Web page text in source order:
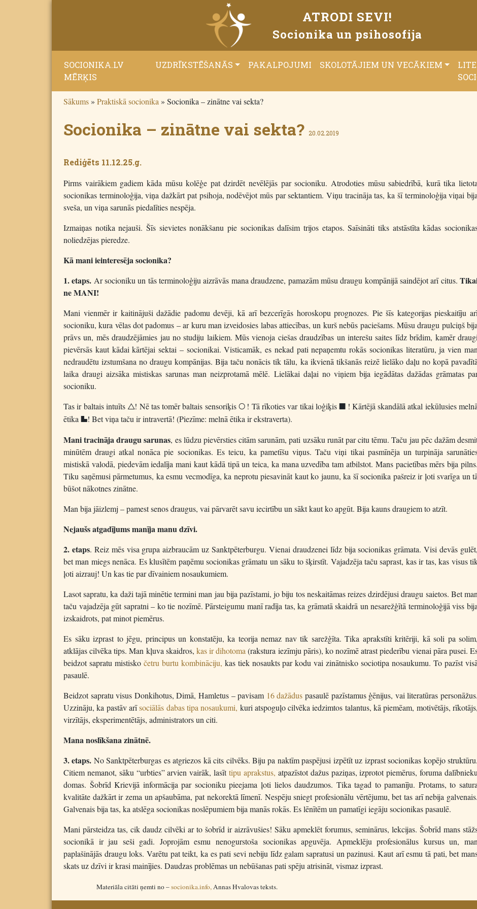
ATRODI SEVI!
Socionika un psihosofija
SOCIONIKA.LV
MĒRĶIS
UZDRĪKSTĒŠANĀS PAKALPOJUMI SKOLOTĀJIEM UN VECĀKIEM
Sākums» Praktiskā socionika » Socionika – zinātne vai sekta?
Socionika – zinātne vai sekta? 20.02.2019
Rediģēts 11.12.25.g.
Pirms vairākiem gadiem kāda mūsu kolēģe pat dzirdēt nevēlējās par socioniku. Atrodoties mūsu sabiedrībā, kurā tika
socionikas terminoloģija, viņa dažkārt pat psihoja, nodēvējot mūs par sektantiem. Viņu tracināja tas, ka šī terminoloģija viņai
sveša, un viņa sarunās piedalīties nespēja.
Izmaiņas notika nejauši. Šīs sievietes nonākšanu pie socionikas dalīsim trijos etapos. Saīsināti tiks atstāstīta kādas
noliedzējas pieredze.
Kā mani ieinteresēja socionika?
1. etaps. Ar socioniku un tās terminoloģiju aizrāvās mana draudzene, pamazām mūsu draugu kompānijā saindējot arī citus.
ne MANI!
Mani vienmēr ir kaitinājuši dažādie padomu devēji, kā arī bezcerīgās horoskopu prognozes. Pie šīs kategorijas pieskaitīju
socioniku, kura vēlas dot padomus – ar kuru man izveidosies labas attiecības, un kurš nebūs paciešams. Mūsu draugu pulciņš
prāvs un, mēs draudzējāmies jau no studiju laikiem. Mūs vienoja ciešas draudzības un interešu saites līdz brīdim, kamēr
pievērsās kaut kādai kārtējai sektai – socionikai. Visticamāk, es nekad pati nepaņemtu rokās socionikas literatūru, ja vien
nedraudētu izstumšana no draugu kompānijas. Bija taču nonācis tik tālu, ka ikvienā tikšanās reizē lielāko daļu no kopā
laika draugi aizsāka mistiskas sarunas man neizprotamā mēlē. Lielākai daļai no viņiem bija iegādātas dažādas grāmatas
socioniku.
Tas ir baltais intuīts T! Nē tas tomēr baltais sensoriķisS ! Tā rīkoties var tikai loģiķisP ! Kārtējā skandālā atkal iekūlusies
ētikaE! Bet viņa taču ir intravertā! (Piezīme: melnā ētika ir ekstraverta).
Mani tracināja draugu sarunas, es lūdzu pievērsties citām sarunām, pati uzsāku runāt par citu tēmu. Taču jau pēc dažām
minūtēm draugi atkal nonāca pie socionikas. Es teicu, ka pametīšu viņus. Taču viņi tikai pasmīnēja un turpināja
mistiskā valodā, piedevām iedalīja mani kaut kādā tipā un teica, ka mana uzvedība tam atbilstot. Mans pacietības mērs bija pilns.
Tiku saņēmusi pārmetumus, ka esmu vecmodīga, ka neprotu piesavināt kaut ko jaunu, ka šī socionika pašreiz ir ļoti svarīga un
būšot nākotnes zinātne.
Man bija jāizlemj – pamest senos draugus, vai pārvarēt savu iecirtību un sākt kaut ko apgūt. Bija kauns draugiem to atzīt.
Nejaušs atgadījums manīja manu dzīvi.
2. etaps. Reiz mēs visa grupa aizbraucām uz Sanktpēterburgu. Vienai draudzenei līdz bija socionikas grāmata. Visi devās gulēt,
bet man miegs nenāca. Es klusītēm paņēmu socionikas grāmatu un sāku to šķirstīt. Vajadzēja taču saprast, kas ir tas, kas visus
ļoti aizrauj! Un kas tie par dīvainiem nosaukumiem.
Lasot sapratu, ka daži tajā minētie termini man jau bija pazīstami, jo biju tos neskaitāmas reizes dzirdējusi draugu saietos. Bet
taču vajadzēja gūt sapratni – ko tie nozīmē. Pārsteigumu manī radīja tas, ka grāmatā skaidrā un nesarežģītā terminoloģijā viss
izskaidrots, pat minot piemērus.
Es sāku izprast to jēgu, principus un konstatēju, ka teorija nemaz nav tik sarežģīta. Tika aprakstīti kritēriji, kā soli pa solim,
atklājas cilvēka tips. Man kļuva skaidros, kas ir dihotoma(rakstura iezīmju pāris), ko nozīmē atrast piederību vienai pāra pusei.
beidzot sapratu mistisko četru burtu kombināciju, kas tiek nosaukts par kodu vai zinātnisko sociotipa nosaukumu. To pazīst
pasaulē.
Beidzot sapratu visus Donkihotus, Dimā, Hamletus – pavisam 16 dažādus pasaulē pazīstamus ģēnijus, vai literatūras personāžus.
Uzzināju, ka pastāv arīsociālās dabas tipa nosaukumi, kuri atspoguļo cilvēka iedzimtos talantus, kā piemēam, motivētājs, rīkotājs,
virzītājs, eksperimentētājs, administrators un citi.
Mana noslīkšana zinātnē.
3. etaps. No Sanktpēterburgas es atgriezos kā cits cilvēks. Biju pa naktīm paspējusi izpētīt uz izprast socionikas kopējo struktūru.
Citiem nemanot, sāku “urbties” arvien vairāk, lasīttipu aprakstus, atpazīstot dažus paziņas, izprotot piemērus, foruma
domas. Šobrīd Krievijā informācija par socioniku pieejama ļoti lielos daudzumos. Tika tagad to pamanīju. Protams, to
kvalitāte dažkārt ir zema un apšaubāma, pat nekorektā līmenī. Nespēju sniegt profesionālu vērtējumu, bet tas arī nebija galvenais.
Galvenais bija tas, ka atslēga socionikas noslēpumiem bija manās rokās. Es lēnītēm un pamatīgi iegāju socionikas pasaulē.
Mani pārsteidza tas, cik daudz cilvēki ar to šobrīd ir aizrāvušies! Sāku apmeklēt forumus, seminārus, lekcijas. Šobrīd mans
socionikā ir jau seši gadi. Joprojām esmu nenogurstoša socionikas apguvēja. Apmeklēju profesionālus kursus un,
paplašinājās draugu loks. Varētu pat teikt, ka es pati sevi nebiju līdz galam sapratusi un pazinusi. Kaut arī esmu tā pati, bet
skats uz dzīvi ir krasi mainījies. Daudzas problēmas un nebūšanas pati spēju atrisināt, vismaz izprast.
Materiāla citāti ņemti no –socionika.info,Annas Hvalovas teksts.